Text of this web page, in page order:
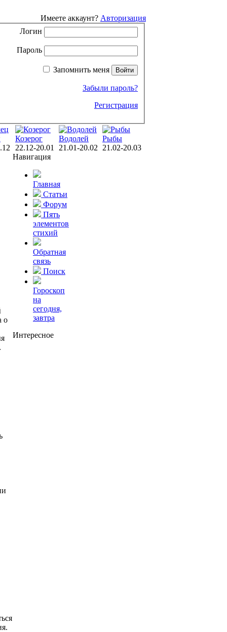
Имеете аккаунт? Авторизация
Логин
Пароль
Запомнить меня
Забыли пароль?
Регистрация
Козерог
22.12-20.01
Водолей
21.01-20.02
Рыбы
21.02-20.03
о
Навигация
Главная
Статьи
Форум
Пять
элементов
стихий
Обратная
связь
Поиск
Гороскоп
на
сегодня,
завтра
Интересное